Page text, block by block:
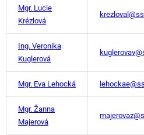
Mgr. Lucie
Krézlová
Ing. Veronika
Kuglerová
Mgr. Eva Lehocká
Mgr. Žanna
Majerová